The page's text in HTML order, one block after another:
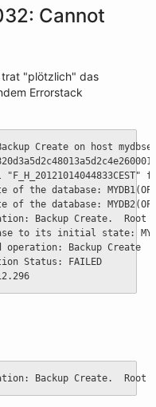
Cannot
trat "plötzlich" das
Errorstack
Create on host
the database:
the database:
Backup Create.
to its initial state:
operation: Backup Create
Status: FAILED
Backup Create.